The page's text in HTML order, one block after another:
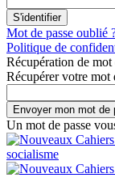
Mot de passe oublié
Politique de
Récupération de mot
Récupérer votre mot
Un mot de passe
socialisme